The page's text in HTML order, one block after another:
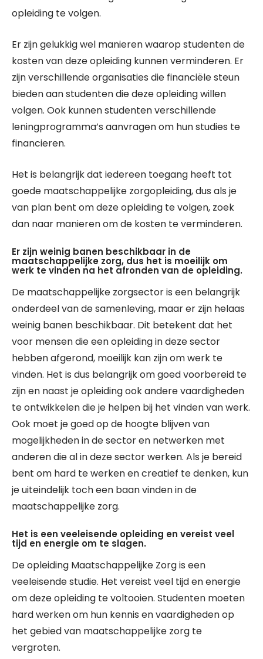
opleiding te volgen.
Er zijn gelukkig wel manieren waarop studenten de
kosten van deze opleiding kunnen verminderen. Er
zijn verschillende organisaties die financiële steun
bieden aan studenten die deze opleiding willen
volgen. Ook kunnen studenten verschillende
leningprogramma’s aanvragen om hun studies te
financieren.
Het is belangrijk dat iedereen toegang heeft tot
goede maatschappelijke zorgopleiding, dus als je
van plan bent om deze opleiding te volgen, zoek
dan naar manieren om de kosten te verminderen.
Er zijn weinig banen beschikbaar in de
maatschappelijke zorg, dus het is moeilijk om
werk te vinden na het afronden van de opleiding.
De maatschappelijke zorgsector is een belangrijk
onderdeel van de samenleving, maar er zijn helaas
weinig banen beschikbaar. Dit betekent dat het
voor mensen die een opleiding in deze sector
hebben afgerond, moeilijk kan zijn om werk te
vinden. Het is dus belangrijk om goed voorbereid te
zijn en naast je opleiding ook andere vaardigheden
te ontwikkelen die je helpen bij het vinden van werk.
Ook moet je goed op de hoogte blijven van
mogelijkheden in de sector en netwerken met
anderen die al in deze sector werken. Als je bereid
bent om hard te werken en creatief te denken, kun
je uiteindelijk toch een baan vinden in de
maatschappelijke zorg.
Het is een veeleisende opleiding en vereist veel
tijd en energie om te slagen.
De opleiding Maatschappelijke Zorg is een
veeleisende studie. Het vereist veel tijd en energie
om deze opleiding te voltooien. Studenten moeten
hard werken om hun kennis en vaardigheden op
het gebied van maatschappelijke zorg te
vergroten.